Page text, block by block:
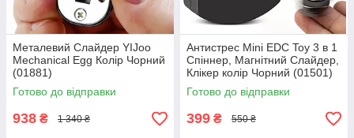
Металевий Слайдер YIJoo
Mechanical Egg Колір Чорний
(01881)
Готово до відправки
938 ₴ 1 340 ₴
Антистрес Mini EDC Toy 3 в 1
Спіннер, Магнітний Слайдер,
Клікер колір Чорний (01501)
Готово до відправки
399 ₴ 550 ₴